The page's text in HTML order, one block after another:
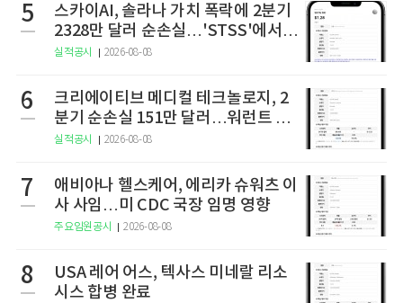
5
스카이AI, 솔라나 가치 폭락에 2분기
2328만 달러 순손실…'STSS'에서
사명·티커 변경 완료
실적공시 2026-08-08
6
크리에이티브 메디컬 테크놀로지, 2
분기 순손실 151만 달러…워런트 행
사로 446만 달러 조달
실적공시 2026-08-08
7
애비아나 헬스케어, 에리카 슈워츠 이
사 사임…미 CDC 국장 임명 영향
주요임원공시 2026-08-08
8
USA 레어 어스, 텍사스 미네랄 리소
시스 합병 완료